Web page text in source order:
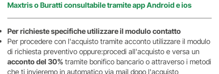
Maxtris o Buratti consultabile tramite app Android e ios
Per richieste specifiche utilizzare il modulo contatto
Per procedere con l'acquisto tramite acconto utilizzare il modulo
di richiesta preventivo oppure:procedi all'acquisto e versa un
acconto del 30% tramite bonifico bancario o attraverso i metodi
che ti invieremo in automatico via mail dopo l'acquisto